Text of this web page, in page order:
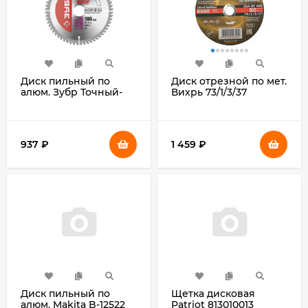
Диск пильный по
алюм. Зубр Точный-
(циркулярные пилы)
937 ₽
Диск отрезной по мет.
Вихрь 73/1/3/37
(упак.:25шт)
1 459 ₽
Диск пильный по
алюм. Makita B-12522
Щетка дисковая
Patriot 813010013